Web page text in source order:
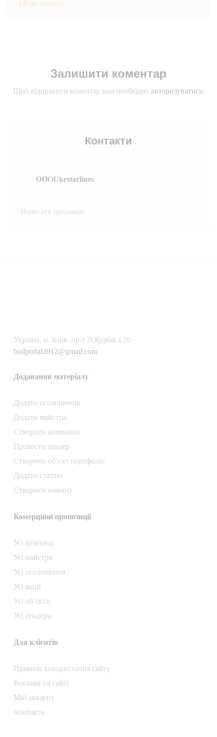
(Фіксована)
Залишити коментар
Щоб відправити коментар вам необхідно авторизуватись.
Контакти
OOOUkrstarlines
Написати продавцю
Українa, м. Київ, пр-т Л.Курбаса 2б
budportal2012@gmail.com
Додавання матеріалу
Додати oголошення
Додати майстра
Створити компанiю
Провести тендер
Створити об’єкт портфоліо
Додати статтю
Створити новину
Комерційні пропозиції
Усі компанії
Усі майстри
Усі оголошення
Усі акції
Усі об’єкти
Усі тендери
Для клієнтів
Правила використання сайту
Реклама на сайті
Мій аккаунт
Контакти